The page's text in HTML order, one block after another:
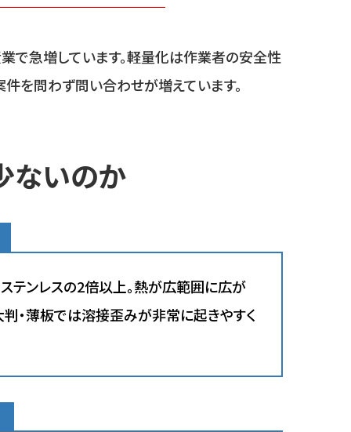
で急増しています。軽量化は作業者の安全性
を問わず問い合わせが増えています。
ないのか
テンレスの2倍以上。熱が広範囲に広が
判・薄板では溶接歪みが非常に起きやすく